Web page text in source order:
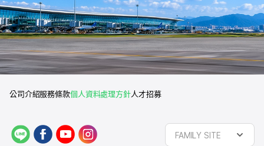
公司介紹服務條款個人資料處理方針人才招募
L
f
a
y
o
FAMILY SITE